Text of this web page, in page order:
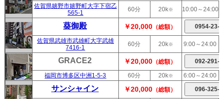
佐賀県嬉野市嬉野町大字下宿乙
565-1
60分 20k※ 10:00～24:00
葵御殿 ￥20,000 （総額）
佐賀県武雄市武雄町大字武雄
7416-1
60分 20k※ 9:00～24:00
GRACE2 ￥20,000 （総額）
福岡市博多区中洲1-5-3
60分 20k※ 6:00～24:00
サンシャイン ￥20,000 （総額）